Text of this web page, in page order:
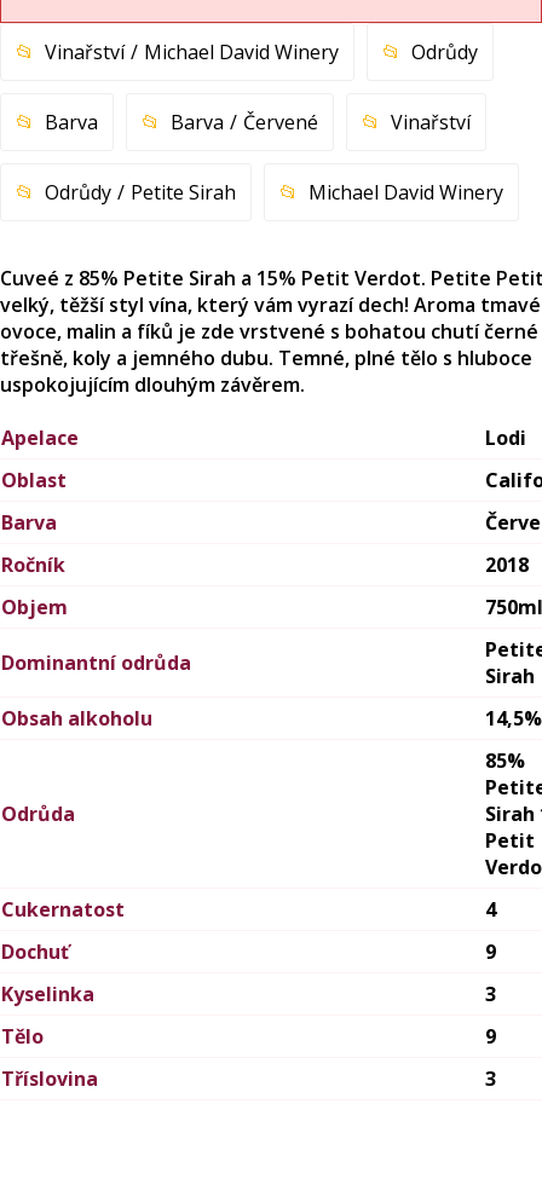
Vinařství Michael David Winery Odrůdy
Barva Barva Červené Vinařství
Odrůdy Petite Sirah Michael David Winery
Apelace
Lodi
Oblast
Barva
Ročník
2018
Objem
750ml
Dominantní odrůda
Sirah
Obsah alkoholu
14,5%
Odrůda
85%
Sirah
Petit
Cukernatost
4
Dochuť
9
Kyselinka
3
Tělo
9
Tříslovina
3
Cuveé z 85% Petite Sirah a 15% Petit Verdot. Petite
velký, těžší styl vína, který vám vyrazí dech! Aroma
ovoce, malin a fíků je zde vrstvené s bohatou chutí černé
třešně, koly a jemného dubu. Temné, plné tělo s hluboce
uspokojujícím dlouhým závěrem.